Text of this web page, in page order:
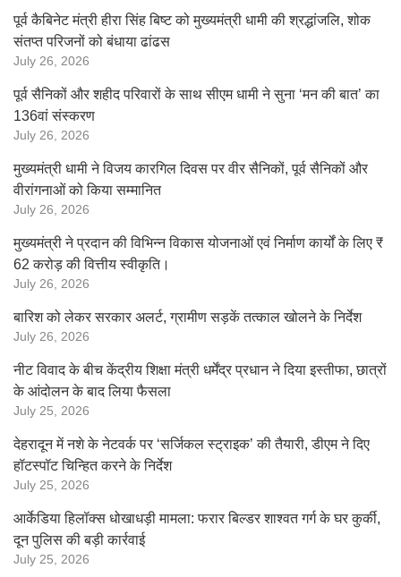
पूर्व कैबिनेट मंत्री हीरा सिंह बिष्ट को मुख्यमंत्री धामी की श्रद्धांजलि, शोक
संतप्त परिजनों को बंधाया ढांढस
July 26, 2026
पूर्व सैनिकों और शहीद परिवारों के साथ सीएम धामी ने सुना ‘मन की बात’ का
136वां संस्करण
July 26, 2026
मुख्यमंत्री धामी ने विजय कारगिल दिवस पर वीर सैनिकों, पूर्व सैनिकों और
वीरांगनाओं को किया सम्मानित
July 26, 2026
मुख्यमंत्री ने प्रदान की विभिन्न विकास योजनाओं एवं निर्माण कार्यों के लिए ₹
62 करोड़ की वित्तीय स्वीकृति।
July 26, 2026
बारिश को लेकर सरकार अलर्ट, ग्रामीण सड़कें तत्काल खोलने के निर्देश
July 26, 2026
नीट विवाद के बीच केंद्रीय शिक्षा मंत्री धर्मेंद्र प्रधान ने दिया इस्तीफा, छात्रों
के आंदोलन के बाद लिया फैसला
July 25, 2026
देहरादून में नशे के नेटवर्क पर ‘सर्जिकल स्ट्राइक’ की तैयारी, डीएम ने दिए
हॉटस्पॉट चिन्हित करने के निर्देश
July 25, 2026
आर्केडिया हिलॉक्स धोखाधड़ी मामला: फरार बिल्डर शाश्वत गर्ग के घर कुर्की,
दून पुलिस की बड़ी कार्रवाई
July 25, 2026